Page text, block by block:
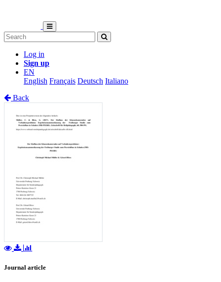
Log in
Sign up
EN
English Français Deutsch Italiano
Back
Journal article